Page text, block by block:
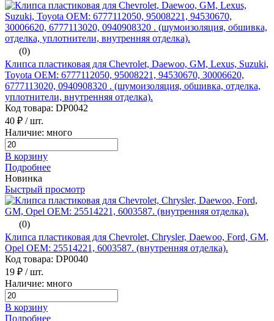
(0)
Клипса пластиковая для Chevrolet, Daewoo, GM, Lexus, Suzuki,
Toyota ОЕМ: 6777112050, 95008221, 94530670, 30006620,
6777113020, 0940908320 . (шумоизоляция, обшивка, отделка,
уплотнители, внутренняя отделка).
Код товара: DP0042
40 ₽ / шт.
Наличие: много
В корзину
Подробнее
Новинка
Быстрый просмотр
(0)
Клипса пластиковая для Chevrolet, Chrysler, Daewoo, Ford, GM,
Opel ОЕМ: 25514221, 6003587. (внутренняя отделка).
Код товара: DP0040
19 ₽ / шт.
Наличие: много
В корзину
Подробнее